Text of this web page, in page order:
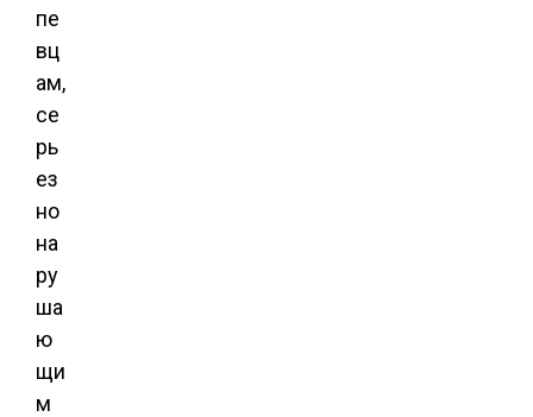
пе
вц
ам,
се
рь
ез
но
на
ру
ша
ю
щи
м